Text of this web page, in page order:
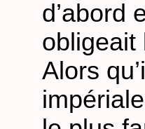
d’abord
obligeait
Alors